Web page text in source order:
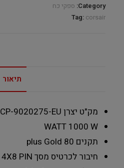
Category: ספקי כח
Tag: corsair
תיאור
מק"ט יצרן CP-9020275-EU
WATT 1000 W
תקנים 80 plus Gold
חיבור לכרטיס מסך 4X8 PIN